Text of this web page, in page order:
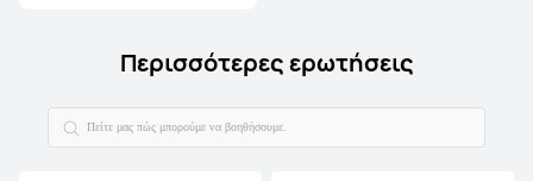
Περισσότερες ερωτήσεις